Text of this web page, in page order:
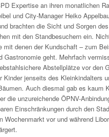
Expertise an ihren monatlichen
und City-Manager Heiko
brachten die Sicht und Sorgen
mit den Standbesuchern ein.
mit denen der Kundschaft – zum
Gastronomie geht. Mehrfach
Abstellplätze vor den
jenseits des Kleinkindalters
Auch diesmal gab es kaum
die unzureichende ÖPNV-
Einschränkungen durch den
Wochenmarkt vor und während